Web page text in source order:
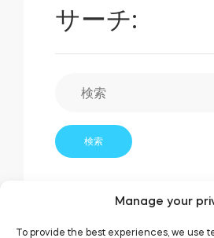
Manage your
To provide the best experiences, we use
サーチ: